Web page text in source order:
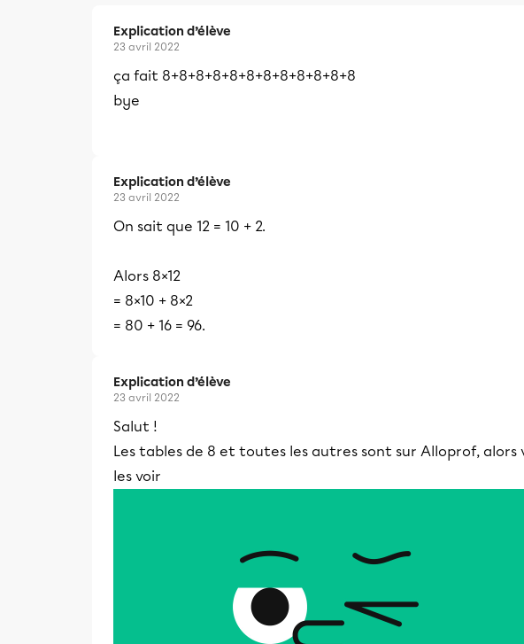
Explication d’élève
23 avril 2022
ça fait 8+8+8+8+8+8+8+8+8+8+8+8
bye
Explication d’élève
23 avril 2022
On sait que 12 = 10 + 2.
Alors 8×12
= 8×10 + 8×2
= 80 + 16 = 96.
Explication d’élève
23 avril 2022
Salut !
Les tables de 8 et toutes les autres sont sur Alloprof, alors
les voir